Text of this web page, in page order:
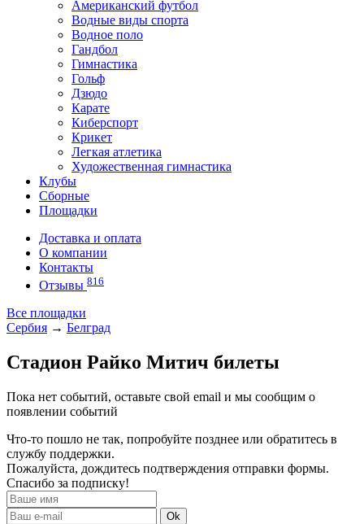
Американский футбол
Водные виды спорта
Водное поло
Гандбол
Гимнастика
Гольф
Дзюдо
Карате
Киберспорт
Крикет
Легкая атлетика
Художественная гимнастика
Клубы
Сборные
Площадки
Доставка и оплата
О компании
Контакты
Отзывы 816
Все площадки
Сербия → Белград
Стадион Райко Митич билеты
Пока нет событий, оставьте свой email и мы сообщим о
появлении событий
Что-то пошло не так, попробуйте позднее или обратитесь в
службу поддержки.
Пожалуйста, дождитесь подтверждения отправки формы.
Спасибо за подписку!
Ok